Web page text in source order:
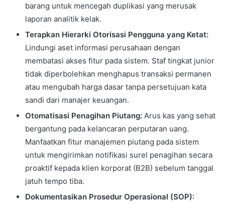
barang untuk mencegah duplikasi yang merusak
laporan analitik kelak.
Terapkan Hierarki Otorisasi Pengguna yang Ketat:
Lindungi aset informasi perusahaan dengan
membatasi akses fitur pada sistem. Staf tingkat junior
tidak diperbolehkan menghapus transaksi permanen
atau mengubah harga dasar tanpa persetujuan kata
sandi dari manajer keuangan.
Otomatisasi Penagihan Piutang: Arus kas yang sehat
bergantung pada kelancaran perputaran uang.
Manfaatkan fitur manajemen piutang pada sistem
untuk mengirimkan notifikasi surel penagihan secara
proaktif kepada klien korporat (B2B) sebelum tanggal
jatuh tempo tiba.
Dokumentasikan Prosedur Operasional (SOP):